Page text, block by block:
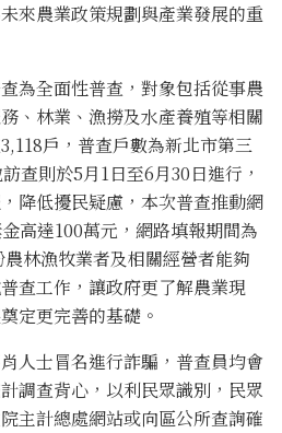
來農業政策規劃與產業發展的重
為全面性普查，對象包括從事農
、林業、漁撈及水產養殖等相關
戶，普查戶數為新北市第三
查則於5月1日至6月30日進行，
降低擾民疑慮，本次普查推動網
高達100萬元，網路填報期間為
林漁牧業者及相關經營者能夠
查工作，讓政府更了解農業現
定更完善的基礎。
人士冒名進行詐騙，普查員均會
調查背心，以利民眾識別，民眾
主計總處網站或向區公所查詢確